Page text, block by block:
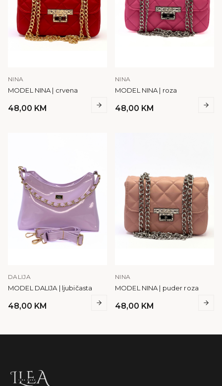
NINA
MODEL NINA | crvena
48,00 KM
NINA
MODEL NINA | roza
48,00 KM
DALIJA
MODEL DALIJA | ljubičasta
48,00 KM
NINA
MODEL NINA | puder roza
48,00 KM